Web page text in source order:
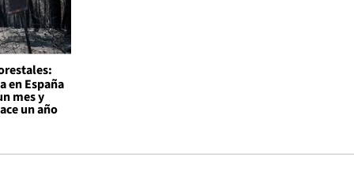
en España
mes y
un año